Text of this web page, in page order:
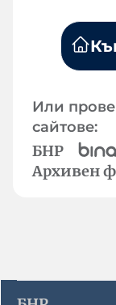
Или
сайтове:
БНР
Архивен